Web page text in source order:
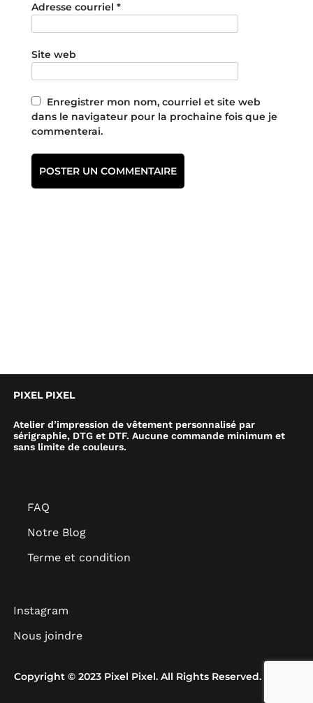
Adresse courriel *
Site web
Enregistrer mon nom, courriel et site web
dans le navigateur pour la prochaine fois que je
commenterai.
PIXEL PIXEL
Atelier d’impression de vêtement personnalisé par
sérigraphie, DTG et DTF. Aucune commande minimum et
sans limite de couleurs.
FAQ
Notre Blog
Terme et condition
Instagram
Nous joindre
Copyright © 2023 Pixel Pixel. All Rights Reserved.